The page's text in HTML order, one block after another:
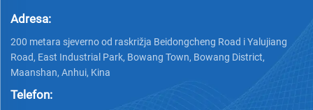
Adresa:
200 metara sjeverno od raskrižja Beidongcheng Road i Yalujiang
Road, East Industrial Park, Bowang Town, Bowang District,
Maanshan, Anhui, Kina
Telefon: